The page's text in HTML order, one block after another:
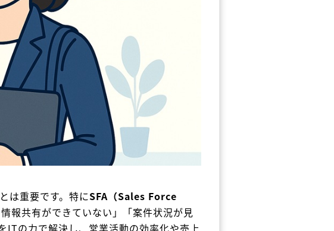
は重要です。特にSFA（Sales Force
報共有ができていない」「案件状況が見
ITの力で解決し、営業活動の効率化や売上